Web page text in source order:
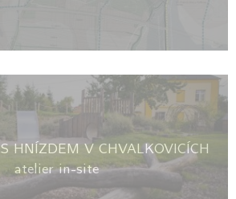
HNÍZDEM V CHVALKOVICÍCH
atelier in-site